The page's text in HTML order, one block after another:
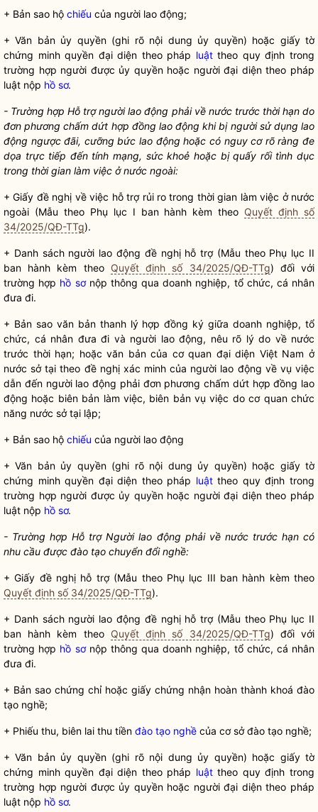
+ Bản sao hộ chiếu của người lao động;
+ Văn bản ủy quyền(ghi rõ nội dung ủy quyền) hoặc giấy tờ
chứng minhquyền đại diện theo pháp luậttheo quy định trong
trường hợp người được ủy quyềnhoặc người đại diện theo pháp
luật nộp hồ sơ.
- Trường hợp Hỗ trợ người lao động phải về nước trước thời hạn do
đơn phương chấm dứt hợp đồng lao động khi bị người sử dụng lao
động ngược đãi, cưỡng bức lao động hoặc có nguy cơ rõ ràng đe
dọa trực tiếp đến tính mạng, sức khoẻ hoặc bị quấy rối tình dục
trong thời gian làm việc ở nước ngoài:
+ Giấy đề nghị về việc hỗ trợ rủi ro trong thời gian làm việc ở nước
ngoài (Mẫu theo Phụ lục I ban hành kèm theo Quyết định số
34/2025/QĐ-TTg).
+ Danh sách người lao động đề nghị hỗ trợ (Mẫu theo Phụ lục II
ban hành kèm theo Quyết định số 34/2025/QĐ-TTg) đối với
trường hợp hồ sơnộp thông qua doanh nghiệp, tổ chức, cá nhân
đưa đi.
+ Bản sao văn bản thanh lý hợp đồng ký giữa doanh nghiệp, tổ
chức, cá nhân đưa đi và người lao động, nêu rõ lý do về nước
trước thời hạn; hoặc văn bản của cơ quan đại diện Việt Nam ở
nước sở tại theo đề nghị xác minh của người lao động về vụ việc
dẫn đến người lao động phải đơn phương chấm dứt hợp đồng lao
động hoặc biên bản làm việc, biên bản vụ việc do cơ quan chức
năng nước sở tại lập;
+ Bản sao hộ chiếu của người lao động
+ Văn bản ủy quyền(ghi rõ nội dung ủy quyền) hoặc giấy tờ
chứng minhquyền đại diện theo pháp luậttheo quy định trong
trường hợp người được ủy quyềnhoặc người đại diện theo pháp
luật nộp hồ sơ.
- Trường hợp Hỗ trợ Người lao động phải về nước trước hạn có
nhu cầu được đào tạo chuyển đổi nghề:
+ Giấy đề nghị hỗ trợ (Mẫu theo Phụ lục III ban hành kèm theo
Quyết định số 34/2025/QĐ-TTg).
+ Danh sách người lao động đề nghị hỗ trợ (Mẫu theo Phụ lục II
ban hành kèm theo Quyết định số 34/2025/QĐ-TTg) đối với
trường hợp hồ sơnộp thông qua doanh nghiệp, tổ chức, cá nhân
đưa đi.
+ Bản sao chứng chỉ hoặc giấy chứng nhận hoàn thành khoá đào
tạo nghề;
+ Phiếu thu, biên lai thu tiền đào tạo nghề của cơ sởđào tạo nghề;
+ Văn bản ủy quyền(ghi rõ nội dung ủy quyền) hoặc giấy tờ
chứng minhquyền đại diện theo pháp luậttheo quy định trong
trường hợp người được ủy quyềnhoặc người đại diện theo pháp
luật nộp hồ sơ.